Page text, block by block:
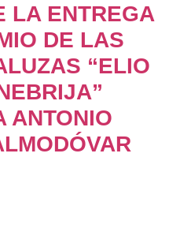
LA ENTREGA
DE LAS
“ELIO
ANTONIO